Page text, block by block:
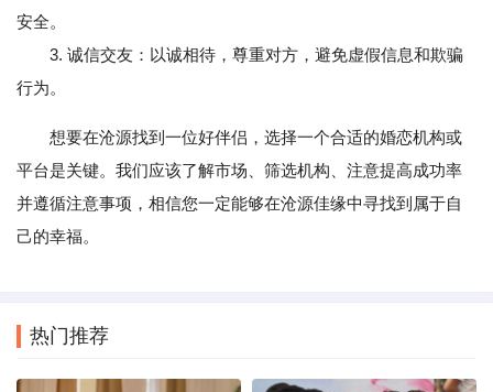
安全。
3. 诚信交友：以诚相待，尊重对方，避免虚假信息和欺骗
行为。
想要在沧源找到一位好伴侣，选择一个合适的婚恋机构或
平台是关键。我们应该了解市场、筛选机构、注意提高成功率
并遵循注意事项，相信您一定能够在沧源佳缘中寻找到属于自
己的幸福。
热门推荐